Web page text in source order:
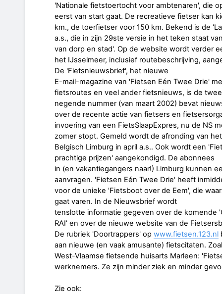
'Nationale fietstoertocht voor ambtenaren', die
eerst van start gaat. De recreatieve fietser kan
km., de toerfietser voor 150 km. Bekend is de
a.s., die in zijn 29ste versie in het teken staat
van dorp en stad'. Op de website wordt verder
het IJsselmeer, inclusief routebeschrijving,
De 'Fietsnieuwsbrief', het nieuwe
E-mail-magazine van 'Fietsen Eén Twee Drie'
fietsroutes en veel ander fietsnieuws, is de
negende nummer (van maart 2002) bevat
over de recente actie van fietsers en
invoering van een FietsSlaapExpres, nu de NS
zomer stopt. Gemeld wordt de afronding van
Belgisch Limburg in april a.s.. Ook wordt een
prachtige prijzen' aangekondigd. De abonnees
in (en vakantiegangers naar!) Limburg kunnen
aanvragen. 'Fietsen Eén Twee Drie' heeft
voor de unieke 'Fietsboot over de Eem', die
gaat varen. In de Nieuwsbrief wordt
tenslotte informatie gegeven over de komende
RAI' en over de nieuwe website van de
De rubriek 'Doortrappers' op www.fietsen.123.nl
aan nieuwe (en vaak amusante) fietscitaten.
West-Vlaamse fietsende huisarts Marleen:
werknemers. Ze zijn minder ziek en minder
Zie ook: